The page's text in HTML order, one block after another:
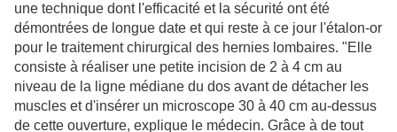
une technique dont l'efficacité et la sécurité ont été
démontrées de longue date et qui reste à ce jour l'étalon-or
pour le traitement chirurgical des hernies lombaires. "Elle
consiste à réaliser une petite incision de 2 à 4 cm au
niveau de la ligne médiane du dos avant de détacher les
muscles et d'insérer un microscope 30 à 40 cm au-dessus
de cette ouverture, explique le médecin. Grâce à de tout